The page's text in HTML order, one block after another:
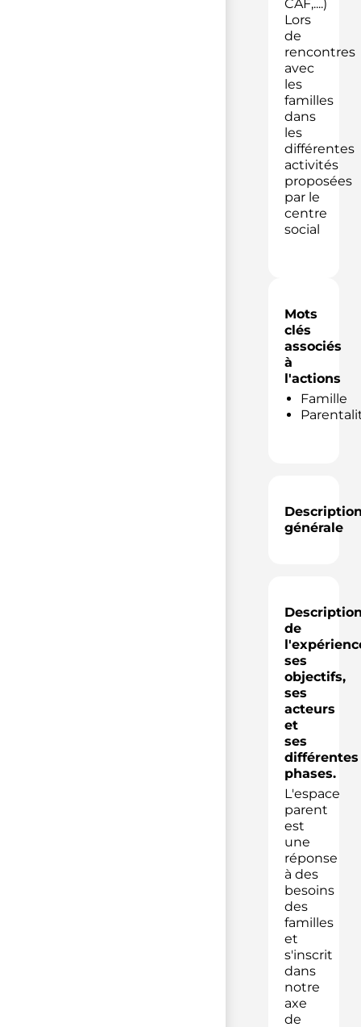
CAF,....)
Lors
de
rencontres
avec
les
familles
dans
les
différentes
activités
proposées
par le
centre
social
Mots
clés
associés
à
l'actions
Famille
générale
de
ses
objectifs,
ses
acteurs
et
ses
différentes
phases.
L'espace
parent
est
une
réponse
à des
besoins
des
familles
et
s'inscrit
dans
notre
axe
de